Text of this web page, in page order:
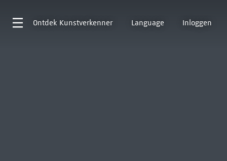
Ontdek Kunstverkenner Language Inloggen